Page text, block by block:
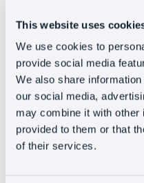
This website uses
We use cookies to
provide social media
We also share
our social media,
may combine it with other
provided to them or that
of their services.
en online.
estuviese en una
puede ayudar a ello.
Logística
tarde,
semana